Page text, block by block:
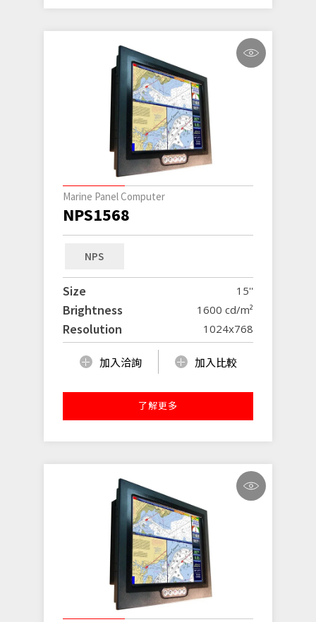
Marine Panel Computer
NPS1568
NPS
Size 15''
Brightness 1600 cd/m²
Resolution 1024x768
加入洽詢 加入比較
了解更多